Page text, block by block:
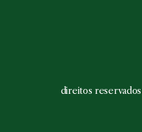
direitos